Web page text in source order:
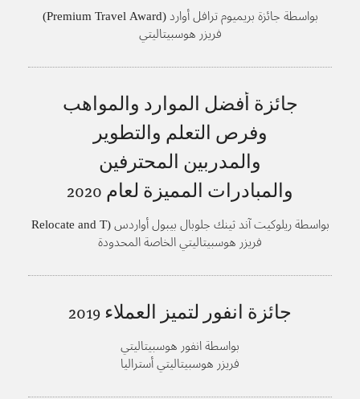
بواسطة جائزة بريميوم ترافل أوارد (Premium Travel Award)
فريزر هوسبيتاليتي
جائزة أفضل الموارد والمواهب
وفرص التعلم والتطوير
والمدربين المحترفين
والمبادرات المميزة لعام2020
بواسطة ريلوكيت آند ثينك جلوبال بيبول أواردس (Relocate and T
hink Global People Awards)
فريزر هوسبيتاليتي الخاصة المحدودة
جائزة انفور لتميز العملاء2019
بواسطة انفور هوسبيتاليتي
فريزر هوسبيتاليتي أستراليا